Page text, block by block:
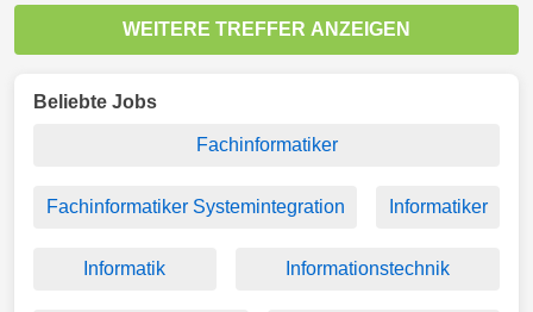
WEITERE TREFFER ANZEIGEN
Beliebte Jobs
Fachinformatiker
Fachinformatiker Systemintegration Informatiker
Informatik Informationstechnik